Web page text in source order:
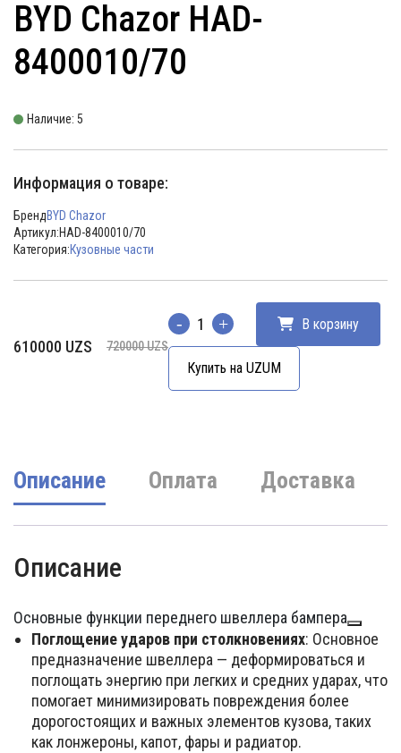
BYD Chazor HAD-
8400010/70
Наличие: 5
Информация о товаре:
БрендBYD Chazor
Артикул:HAD-8400010/70
Категория:Кузовные части
720000UZS
Первоначальная
610000 UZS
Текущая
Количество В корзину
Купить на UZUM
Описание Оплата Доставка
Описание
Основные функции переднего швеллера бампера
Поглощение ударов при столкновениях: Основное
предназначение швеллера — деформироваться и
поглощать энергию при легких и средних ударах, что
помогает минимизировать повреждения более
дорогостоящих и важных элементов кузова, таких
как лонжероны, капот, фары и радиатор.